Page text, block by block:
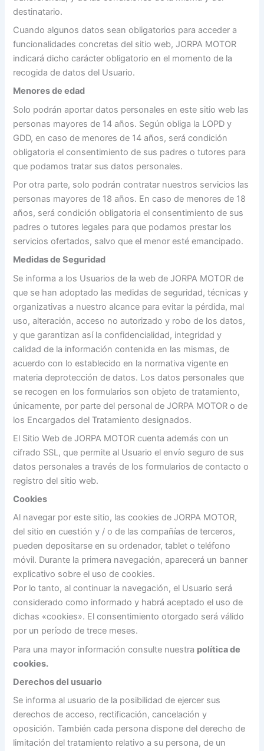
destinatario.
Cuando algunos datos sean obligatorios para acceder a
funcionalidades concretas del sitio web, JORPA MOTOR
indicará dicho carácter obligatorio en el momento de la
recogida de datos del Usuario.
Menores de edad
Solo podrán aportar datos personales en este sitio web las
personas mayores de 14 años. Según obliga la LOPD y
GDD, en caso de menores de 14 años, será condición
obligatoria el consentimiento de sus padres o tutores para
que podamos tratar sus datos personales.
Por otra parte, solo podrán contratar nuestros servicios las
personas mayores de 18 años. En caso de menores de 18
años, será condición obligatoria el consentimiento de sus
padres o tutores legales para que podamos prestar los
servicios ofertados, salvo que el menor esté emancipado.
Medidas de Seguridad
Se informa a los Usuarios de la web de JORPA MOTOR de
que se han adoptado las medidas de seguridad, técnicas y
organizativas a nuestro alcance para evitar la pérdida, mal
uso, alteración, acceso no autorizado y robo de los datos,
y que garantizan así la confidencialidad, integridad y
calidad de la información contenida en las mismas, de
acuerdo con lo establecido en la normativa vigente en
materia deprotección de datos. Los datos personales que
se recogen en los formularios son objeto de tratamiento,
únicamente, por parte del personal de JORPA MOTOR o de
los Encargados del Tratamiento designados.
El Sitio Web de JORPA MOTOR cuenta además con un
cifrado SSL, que permite al Usuario el envío seguro de sus
datos personales a través de los formularios de contacto o
registro del sitio web.
Cookies
Al navegar por este sitio, las cookies de JORPA MOTOR,
del sitio en cuestión y / o de las compañías de terceros,
pueden depositarse en su ordenador, tablet o teléfono
móvil. Durante la primera navegación, aparecerá un banner
explicativo sobre el uso de cookies.
Por lo tanto, al continuar la navegación, el Usuario será
considerado como informado y habrá aceptado el uso de
dichas «cookies». El consentimiento otorgado será válido
por un período de trece meses.
Para una mayor información consulte nuestra política de
cookies.
Derechos del usuario
Se informa al usuario de la posibilidad de ejercer sus
derechos de acceso, rectificación, cancelación y
oposición. También cada persona dispone del derecho de
limitación del tratamiento relativo a su persona, de un